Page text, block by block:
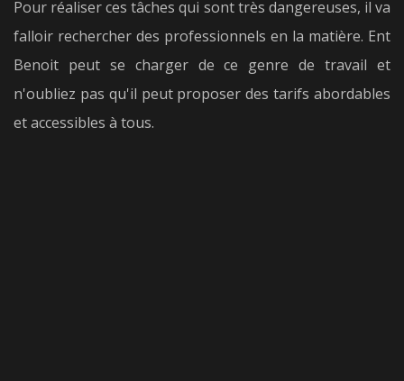
Pour réaliser ces tâches qui sont très dangereuses, il va
falloir rechercher des professionnels en la matière. Ent
Benoit peut se charger de ce genre de travail et
n'oubliez pas qu'il peut proposer des tarifs abordables
et accessibles à tous.